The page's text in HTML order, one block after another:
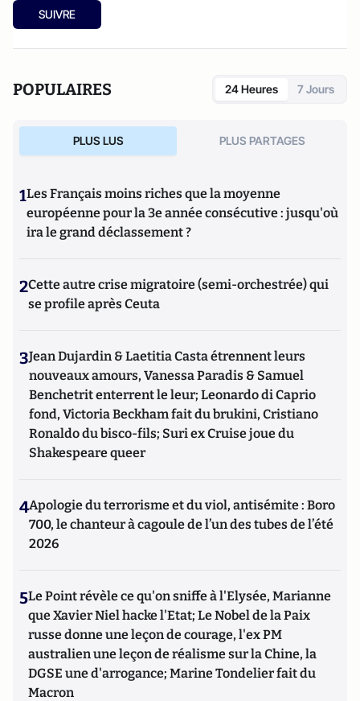
SUIVRE
POPULAIRES 24 Heures 7 Jours
PLUS LUS PLUS PARTAGES
1Les Français moins riches que la moyenne
européenne pour la 3e année consécutive : jusqu'où
ira le grand déclassement ?
2Cette autre crise migratoire (semi-orchestrée) qui
se profile après Ceuta
3Jean Dujardin & Laetitia Casta étrennent leurs
nouveaux amours, Vanessa Paradis & Samuel
Benchetrit enterrent le leur; Leonardo di Caprio
fond, Victoria Beckham fait du brukini, Cristiano
Ronaldo du bisco-fils; Suri ex Cruise joue du
Shakespeare queer
4Apologie du terrorisme et du viol, antisémite : Boro
700, le chanteur à cagoule de l’un des tubes de l’été
2026
5Le Point révèle ce qu'on sniffe à l'Elysée, Marianne
que Xavier Niel hacke l'Etat; Le Nobel de la Paix
russe donne une leçon de courage, l'ex PM
australien une leçon de réalisme sur la Chine, la
DGSE une d'arrogance; Marine Tondelier fait du
Macron